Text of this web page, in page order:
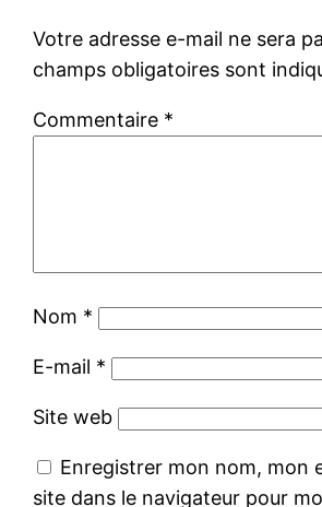
Votre adresse e-mail ne sera
champs obligatoires sont
Commentaire *
Nom *
E-mail *
Site web
Enregistrer mon nom, mon
site dans le navigateur pour